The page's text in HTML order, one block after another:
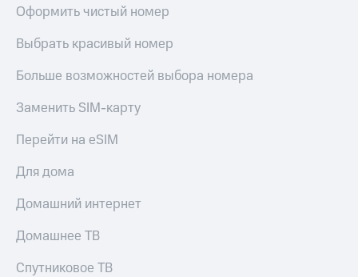
Оформить чистый номер
Выбрать красивый номер
Больше возможностей выбора номера
Заменить SIM-карту
Перейти на eSIM
Для дома
Домашний интернет
Домашнее ТВ
Спутниковое ТВ